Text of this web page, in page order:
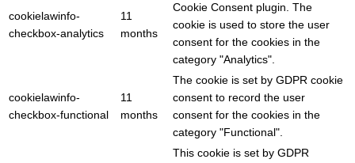
cookielawinfo-
checkbox-analytics
11
months
Cookie Consent plugin. The
cookie is used to store the user
consent for the cookies in the
category "Analytics".
cookielawinfo-
checkbox-functional
11
months
The cookie is set by GDPR cookie
consent to record the user
consent for the cookies in the
category "Functional".
This cookie is set by GDPR